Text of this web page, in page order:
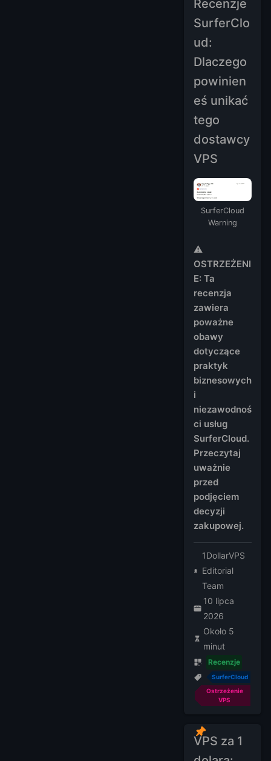
Recenzje
SurferClo
ud:
Dlaczego
powinien
eś unikać
tego
dostawcy
VPS
SurferCloud
Warning
⚠️
OSTRZEŻENI
E: Ta
recenzja
zawiera
poważne
obawy
dotyczące
praktyk
biznesowych
i
niezawodnoś
ci usług
SurferCloud.
Przeczytaj
uważnie
przed
podjęciem
decyzji
zakupowej.
1DollarVPS
Editorial
Team
10 lipca
2026
Około 5
minut
Recenzje
SurferCloud
Ostrzeżenie
VPS
VPS za 1